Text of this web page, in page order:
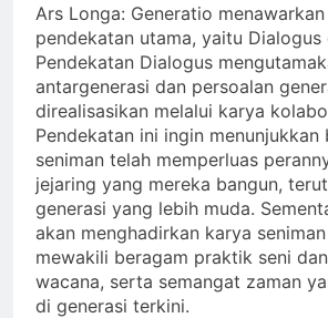
Ars Longa: Generatio
pendekatan utama, yaitu Dialogus
Pendekatan Dialogus
antargenerasi dan persoalan
direalisasikan melalui karya
Pendekatan ini ingin menunjukkan
seniman telah memperluas
jejaring yang mereka bangun,
generasi yang lebih muda.
akan menghadirkan karya
mewakili beragam praktik seni
wacana, serta semangat zaman
di generasi terkini.